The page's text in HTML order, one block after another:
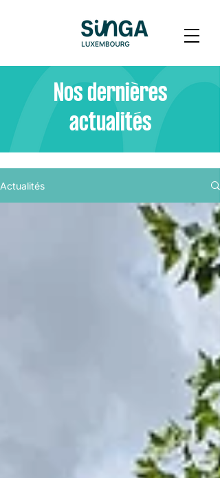
Nos dernières
actualités
Actualités